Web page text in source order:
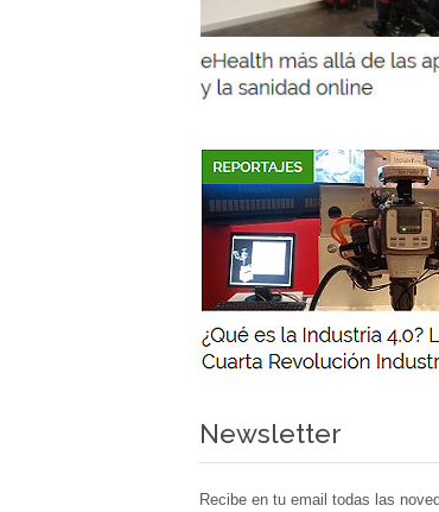
Newsletter
Recibe en tu email todas las